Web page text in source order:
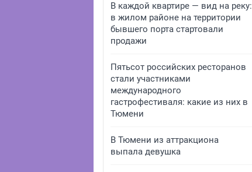
В каждой квартире — вид на реку:
в жилом районе на территории
бывшего порта стартовали
продажи
Пятьсот российских ресторанов
стали участниками
международного
гастрофестиваля: какие из них в
Тюмени
В Тюмени из аттракциона
выпала девушка